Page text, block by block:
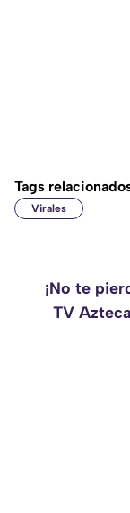
Tags
Virales
¡No te
TV